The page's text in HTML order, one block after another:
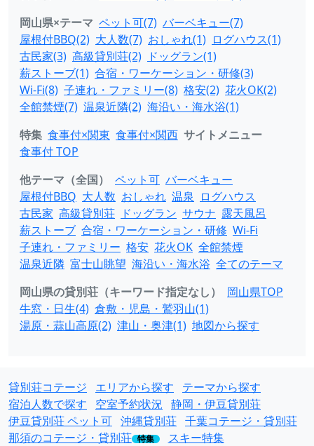
岡山県×テーマ ペット可(7) バーベキュー(7)
屋根付BBQ(2) 大人数(7) おしゃれ(1) ログハウス(1)
古民家(3) 高級貸別荘(2) ドッグラン(1)
薪ストーブ(1) 合宿・ワーケーション・研修(3)
Wi-Fi(8) 子連れ・ファミリー(8) 格安(2) 花火OK(2)
全館禁煙(7) 温泉近隣(2) 海沿い・海水浴(1)
特集 食事付×関東 食事付×関西 サイトメニュー
食事付 TOP
他テーマ（全国）
ペット可 バーベキュー
屋根付BBQ 大人数 おしゃれ 温泉 ログハウス
古民家 高級貸別荘 ドッグラン サウナ 露天風呂
薪ストーブ 合宿・ワーケーション・研修 Wi-Fi
子連れ・ファミリー 格安 花火OK 全館禁煙
温泉近隣 富士山眺望 海沿い・海水浴 全てのテーマ
岡山県の貸別荘（キーワード指定なし）
岡山県TOP
牛窓・日生(4) 倉敷・児島・鷲羽山(1)
湯原・蒜山高原(2) 津山・奥津(1) 地図から探す
貸別荘コテージ エリアから探す
テーマから探す
宿泊人数で探す
空室予約状況 静岡・伊豆貸別荘
伊豆貸別荘 ペット可 沖縄貸別荘 千葉コテージ・貸別荘
那須のコテージ・貸別荘 特集
スキー特集